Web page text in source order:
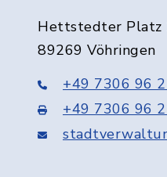
Hettstedter Platz
89269 Vöhringen
+49 7306 96
+49 7306 96